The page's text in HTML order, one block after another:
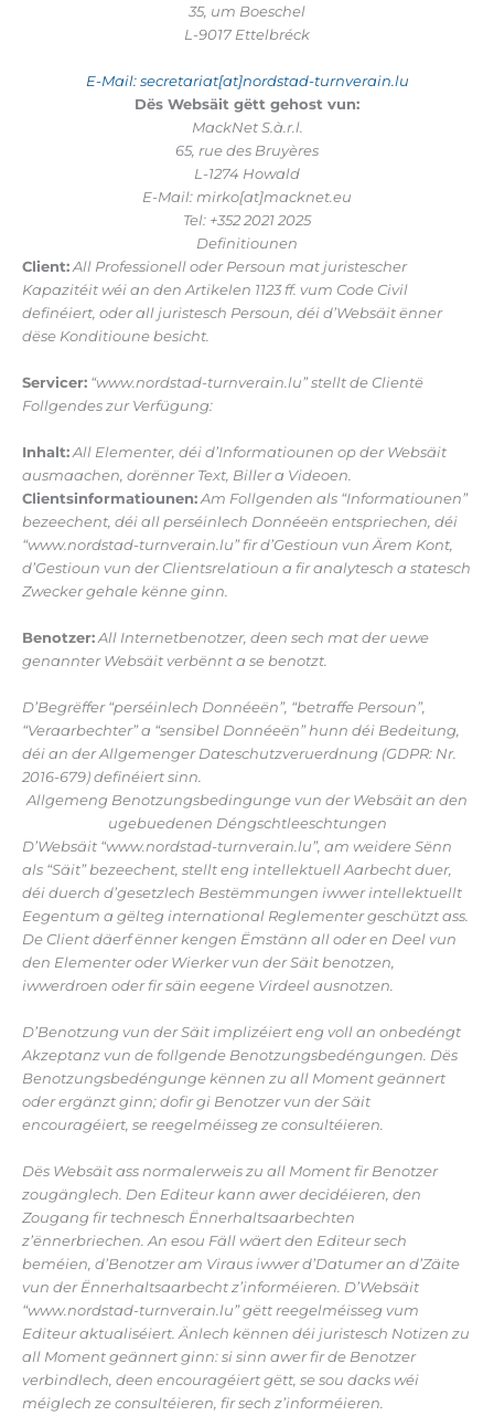
35, um Boeschel
L-9017 Ettelbréck
E-Mail: secretariat[at]nordstad-turnverain.lu
Dës Websäit gëtt gehost vun:
MackNet S.à.r.l.
65, rue des Bruyères
L-1274 Howald
E-Mail: mirko[at]macknet.eu
Tel: +352 2021 2025
Definitiounen
Client:All Professionell oder Persoun mat juristescher
Kapazitéit wéi an den Artikelen 1123 ff. vum Code Civil
definéiert, oder all juristesch Persoun, déi d’Websäit ënner
dëse Konditioune besicht.
Servicer: “www.nordstad-turnverain.lu” stellt de Clientë
Follgendes zur Verfügung:
Inhalt:All Elementer, déi d’Informatiounen op der Websäit
ausmaachen, dorënner Text, Biller a Videoen.
Clientsinformatiounen:Am Follgenden als “Informatiounen”
bezeechent, déi all perséinlech Donnéeën entspriechen, déi
“www.nordstad-turnverain.lu” fir d’Gestioun vun Ärem Kont,
d’Gestioun vun der Clientsrelatioun a fir analytesch a statesch
Zwecker gehale kënne ginn.
Benotzer:All Internetbenotzer, deen sech mat der uewe
genannter Websäit verbënnt a se benotzt.
D’Begrëffer “perséinlech Donnéeën”, “betraffe Persoun”,
“Veraarbechter” a “sensibel Donnéeën” hunn déi Bedeitung,
déi an der Allgemenger Dateschutzveruerdnung (GDPR: Nr.
2016-679) definéiert sinn.
Allgemeng Benotzungsbedingunge vun der Websäit an den
ugebuedenen Déngschtleeschtungen
D’Websäit “www.nordstad-turnverain.lu”, am weidere Sënn
als “Säit” bezeechent, stellt eng intellektuell Aarbecht duer,
déi duerch d’gesetzlech Bestëmmungen iwwer intellektuellt
Eegentum a gëlteg international Reglementer geschützt ass.
De Client däerf ënner kengen Ëmstänn all oder en Deel vun
den Elementer oder Wierker vun der Säit benotzen,
iwwerdroen oder fir säin eegene Virdeel ausnotzen.
D’Benotzung vun der Säit implizéiert eng voll an onbedéngt
Akzeptanz vun de follgende Benotzungsbedéngungen. Dës
Benotzungsbedéngunge kënnen zu all Moment geännert
oder ergänzt ginn; dofir gi Benotzer vun der Säit
encouragéiert, se reegelméisseg ze consultéieren.
Dës Websäit ass normalerweis zu all Moment fir Benotzer
zougänglech. Den Editeur kann awer decidéieren, den
Zougang fir technesch Ënnerhaltsaarbechten
z’ënnerbriechen. An esou Fäll wäert den Editeur sech
beméien, d’Benotzer am Viraus iwwer d’Datumer an d’Zäite
vun der Ënnerhaltsaarbecht z’informéieren. D’Websäit
“www.nordstad-turnverain.lu” gëtt reegelméisseg vum
Editeur aktualiséiert. Änlech kënnen déi juristesch Notizen zu
all Moment geännert ginn: si sinn awer fir de Benotzer
verbindlech, deen encouragéiert gëtt, se sou dacks wéi
méiglech ze consultéieren, fir sech z’informéieren.